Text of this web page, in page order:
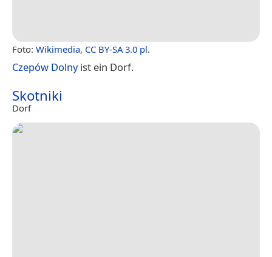
Foto: Wikimedia, CC BY-SA 3.0 pl.
Czepów Dolnyist ein Dorf.
Skotniki
Dorf